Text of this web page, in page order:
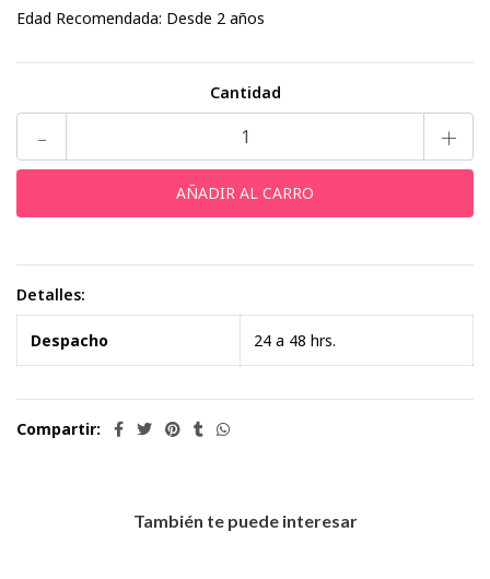
Edad Recomendada: Desde 2 años
Cantidad
- +
Detalles:
Despacho 24 a 48 hrs.
Compartir:
También te puede interesar